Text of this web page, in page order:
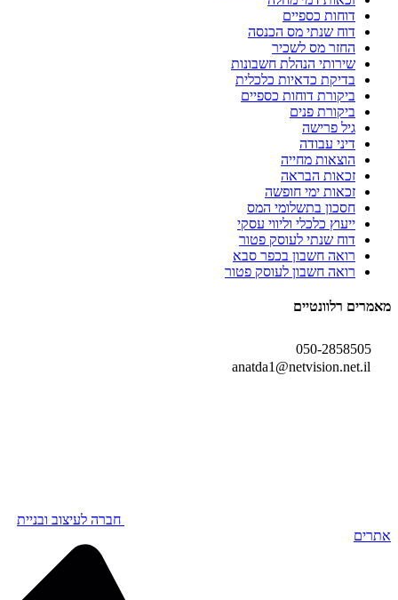
דוחות כספיים
דוח שנתי מס הכנסה
החזר מס לשכיר
שירותי הנהלת חשבונות
בדיקת כדאיות כלכלית
ביקורת דוחות כספיים
ביקורת פנים
גיל פרישה
דיני עבודה
הוצאות מחייה
זכאות הבראה
זכאות ימי חופשה
חסכון בתשלומי המס
ייעוץ כלכלי וליווי עסקי
דוח שנתי לעוסק פטור
רואה חשבון בכפר סבא
רואה חשבון לעוסק פטור
מאמרים רלוונטיים
050-2858505
anatda1@netvision.net.il
חברה לעיצוב ובניית
אתרים